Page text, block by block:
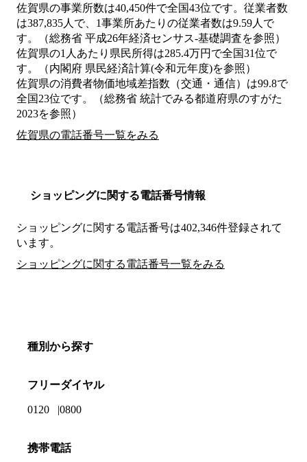
佐賀県の事業所数は40,450件で全国43位です。従業者数
は387,835人で、1事業所あたりの従業者数は9.59人で
す。（総務省 平成26年経済センサス‐基礎調査を参照）
佐賀県の1人あたり県民所得は285.4万円で全国31位で
す。（内閣府 県民経済計算(令和元年度)を参照）
佐賀県の消費者物価地域差指数（交通・通信）は99.8で
全国23位です。（総務省 統計でみる都道府県のすがた
2023を参照）
佐賀県の電話番号一覧をみる
ショッピングに関する電話番号情報
ショッピングに関する電話番号は402,346件登録されて
います。
ショッピングに関する電話番号一覧をみる
種別から探す
フリーダイヤル
0120 0800
携帯電話